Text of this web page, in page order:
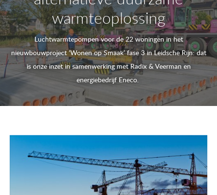
warmteoplossing
Luchtwarmtepompen voor de 22 woningen in het
nieuwbouwproject ‘Wonen op Smaak’ fase 3 in Leidsche Rijn: dat
is onze inzet in samenwerking met Radix & Veerman en
energiebedrijf Eneco.